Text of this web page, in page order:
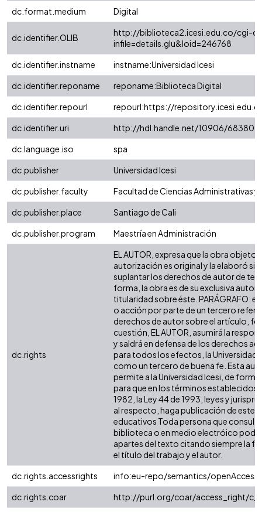
dc.format.medium
Digital
dc.identifier.OLIB
http://biblioteca2.icesi.edu.co/cgi-
infile=details.glu&loid=246768
dc.identifier.instname
instname:Universidad Icesi
dc.identifier.reponame
reponame:Biblioteca Digital
dc.identifier.repourl
repourl:https://
dc.identifier.uri
http://hdl.handle.net/10906/68380
dc.language.iso
spa
dc.publisher
Universidad Icesi
dc.publisher.faculty
Facultad de Ciencias Administrativas
dc.publisher.place
Santiago de Cali
dc.publisher.program
Maestría en Administración
dc.rights
EL AUTOR, expresa que la obra objeto
autorización es original y la elaboró
suplantar los derechos de autor de
forma, la obra es de su exclusiva
titularidad sobre éste. PARÁGRAFO:
o acción por parte de un tercero
derechos de autor sobre el artículo,
cuestión, EL AUTOR, asumirá la
y saldrá en defensa de los derechos
para todos los efectos, la Universidad
como un tercero de buena fe. Esta
permite a la Universidad Icesi, de
para que en los términos establecidos
1982, la Ley 44 de 1993, leyes y
al respecto, haga publicación de este
educativos Toda persona que consulte
biblioteca o en medio electróico
apartes del texto citando siempre la
el título del trabajo y el autor.
dc.rights.accessrights
info:eu-repo/semantics/openAccess
dc.rights.coar
http://purl.org/coar/access_right/